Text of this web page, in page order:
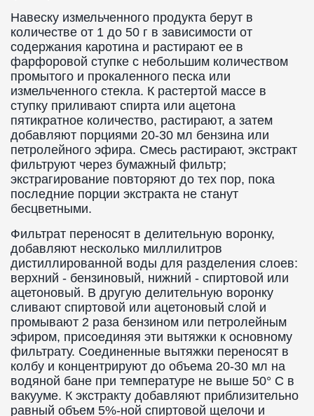
Навеску измельченного продукта берут в
количестве от 1 до 50 г в зависимости от
содержания каротина и растирают ее в
фарфоровой ступке с небольшим количеством
промытого и прокаленного песка или
измельченного стекла. К растертой массе в
ступку приливают спирта или ацетона
пятикратное количество, растирают, а затем
добавляют порциями 20-30 мл бензина или
петролейного эфира. Смесь растирают, экстракт
фильтруют через бумажный фильтр;
экстрагирование повторяют до тех пор, пока
последние порции экстракта не станут
бесцветными.
Фильтрат переносят в делительную воронку,
добавляют несколько миллилитров
дистиллированной воды для разделения слоев:
верхний - бензиновый, нижний - спиртовой или
ацетоновый. В другую делительную воронку
сливают спиртовой или ацетоновый слой и
промывают 2 раза бензином или петролейным
эфиром, присоединяя эти вытяжки к основному
фильтрату. Соединенные вытяжки переносят в
колбу и концентрируют до объема 20-30 мл на
водяной бане при температуре не выше 50° С в
вакууме. К экстракту добавляют приблизительно
равный объем 5%-ной спиртовой щелочи и